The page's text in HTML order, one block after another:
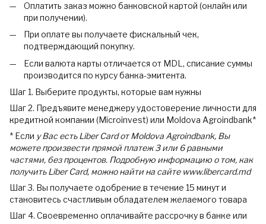
Оплатить заказ можно банковской картой (онлайн или
при получении).
При оплате вы получаете фискальный чек,
подтверждающий покупку.
Если валюта карты отличается от MDL, списание суммы
производится по курсу банка-эмитента.
Шаг 1. Выберите продукты, которые вам нужны
Шаг 2. Предъявите менеджеру удостоверение личности для
кредитной компании (Microinvest) или Moldova Agroindbank*
* Если у Вас есть Liber Card от Moldova Agroindbank, Вы
можете произвести прямой платеж 3 или 6 равными
частями, без процентов. Подробную информацию о том, как
получить Liber Card, можно найти на сайте www.libercard.md
Шаг 3. Вы получаете одобрение в течение 15 минут и
становитесь счастливым обладателем желаемого товара
Шаг 4. Своевременно оплачивайте рассрочку в банке или